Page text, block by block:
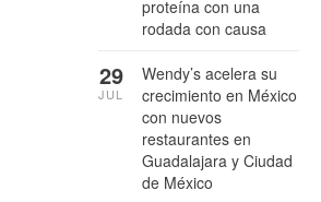
proteína con una
rodada con causa
Wendy’s acelera su
crecimiento en México
con nuevos
restaurantes en
Guadalajara y Ciudad
de México
29
JUL